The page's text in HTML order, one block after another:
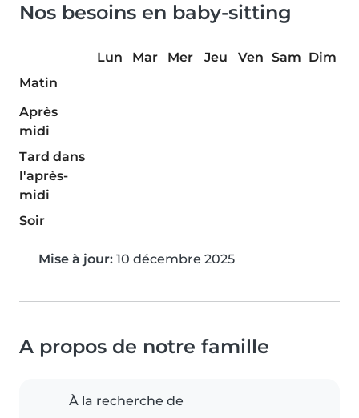
Nos besoins en baby-sitting
Lun Mar Mer Jeu Ven Sam Dim
Matin
Après
midi
Tard dans
l'après-
midi
Soir
Mise à jour: 10 décembre 2025
A propos de notre famille
À la recherche de